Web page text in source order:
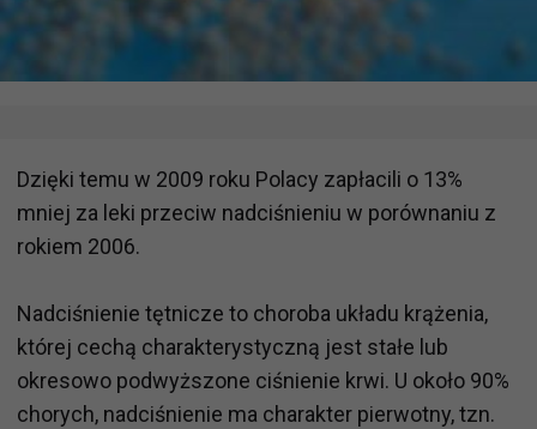
Dzięki temu w 2009 roku Polacy zapłacili o 13%
mniej za leki przeciw nadciśnieniu w porównaniu z
rokiem 2006.
Nadciśnienie tętnicze to choroba układu krążenia,
której cechą charakterystyczną jest stałe lub
okresowo podwyższone ciśnienie krwi. U około 90%
chorych, nadciśnienie ma charakter pierwotny, tzn.